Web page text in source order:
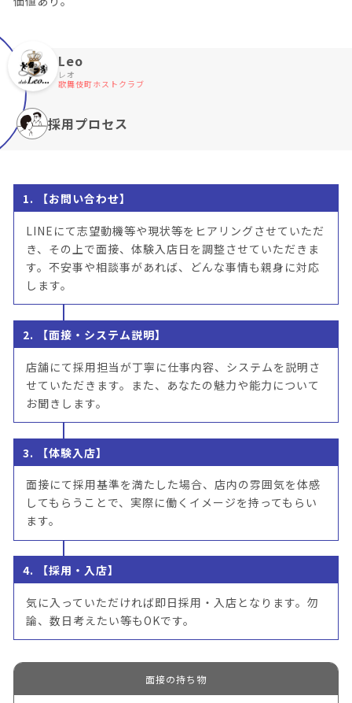
Leo
レオ
歌舞伎町ホストクラブ
採用プロセス
1. 【お問い合わせ】
LINEにて志望動機等や現状等をヒアリングさせていただ
き、その上で面接、体験入店日を調整させていただきま
す。不安事や相談事があれば、どんな事情も親身に対応
します。
2. 【面接・システム説明】
店舗にて採用担当が丁寧に仕事内容、システムを説明さ
せていただきます。また、あなたの魅力や能力について
お聞きします。
3. 【体験入店】
面接にて採用基準を満たした場合、店内の雰囲気を体感
してもらうことで、実際に働くイメージを持ってもらい
ます。
4. 【採用・入店】
気に入っていただければ即日採用・入店となります。勿
論、数日考えたい等もOKです。
面接の持ち物